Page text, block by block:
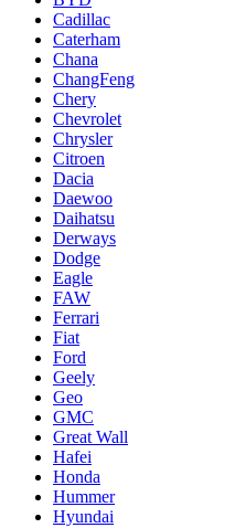
Cadillac
Caterham
Chana
ChangFeng
Chery
Chevrolet
Chrysler
Citroen
Dacia
Daewoo
Daihatsu
Derways
Dodge
Eagle
FAW
Ferrari
Fiat
Ford
Geely
Geo
GMC
Great Wall
Hafei
Honda
Hummer
Hyundai